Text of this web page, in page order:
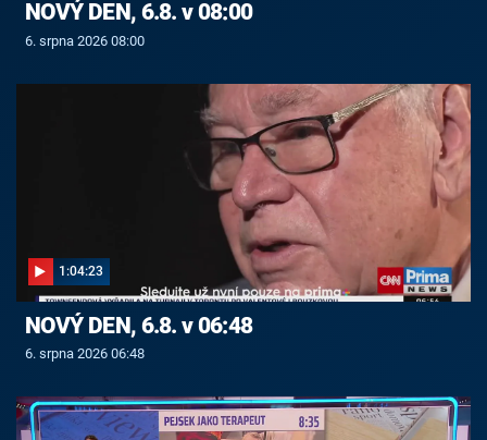
NOVÝ DEN, 6.8. v 08:00
6. srpna 2026 08:00
1:04:23
NOVÝ DEN, 6.8. v 06:48
6. srpna 2026 06:48